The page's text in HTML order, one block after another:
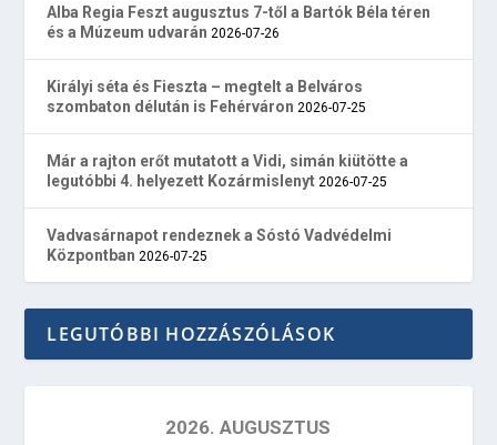
Alba Regia Feszt augusztus 7-től a Bartók Béla téren
és a Múzeum udvarán 2026-07-26
Királyi séta és Fieszta – megtelt a Belváros
szombaton délután is Fehérváron 2026-07-25
Már a rajton erőt mutatott a Vidi, simán kiütötte a
legutóbbi 4. helyezett Kozármislenyt 2026-07-25
Vadvasárnapot rendeznek a Sóstó Vadvédelmi
Központban 2026-07-25
LEGUTÓBBI HOZZÁSZÓLÁSOK
2026. AUGUSZTUS